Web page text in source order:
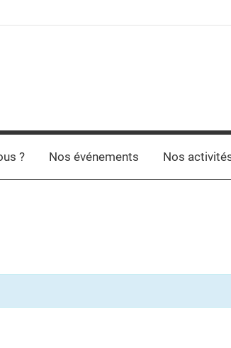
? Nos événements Nos